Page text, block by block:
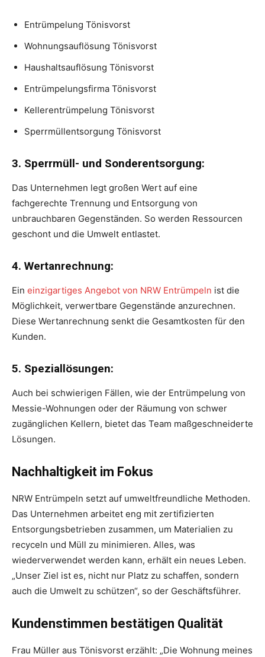
Entrümpelung Tönisvorst
Wohnungsauflösung Tönisvorst
Haushaltsauflösung Tönisvorst
Entrümpelungsfirma Tönisvorst
Kellerentrümpelung Tönisvorst
Sperrmüllentsorgung Tönisvorst
3. Sperrmüll- und Sonderentsorgung:
Das Unternehmen legt großen Wert auf eine
fachgerechte Trennung und Entsorgung von
unbrauchbaren Gegenständen. So werden Ressourcen
geschont und die Umwelt entlastet.
4. Wertanrechnung:
Ein einzigartiges Angebot von NRW Entrümpeln ist die
Möglichkeit, verwertbare Gegenstände anzurechnen.
Diese Wertanrechnung senkt die Gesamtkosten für den
Kunden.
5. Speziallösungen:
Auch bei schwierigen Fällen, wie der Entrümpelung von
Messie-Wohnungen oder der Räumung von schwer
zugänglichen Kellern, bietet das Team maßgeschneiderte
Lösungen.
Nachhaltigkeit im Fokus
NRW Entrümpeln setzt auf umweltfreundliche Methoden.
Das Unternehmen arbeitet eng mit zertifizierten
Entsorgungsbetrieben zusammen, um Materialien zu
recyceln und Müll zu minimieren. Alles, was
wiederverwendet werden kann, erhält ein neues Leben.
„Unser Ziel ist es, nicht nur Platz zu schaffen, sondern
auch die Umwelt zu schützen“, so der Geschäftsführer.
Kundenstimmen bestätigen Qualität
Frau Müller aus Tönisvorst erzählt: „Die Wohnung meines